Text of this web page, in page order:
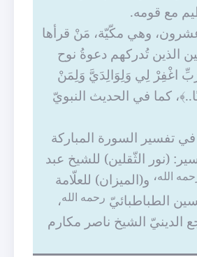
مع قومه.
وهي مكّيّة، مَنْ قرأها
الذين تُدركهم دعوةُ نوح
اغْفِرْ لِي وَلِوَالِدَيَّ وَلِمَنْ
كما في الحديث النبويّ
تفسير السورة المباركة
(نور الثّقلين) للشيخ عبد
الله، و(الميزان) للعلّامة
الطباطبائيّ رحمه الله،
الدينيّ الشيخ ناصر مكارم